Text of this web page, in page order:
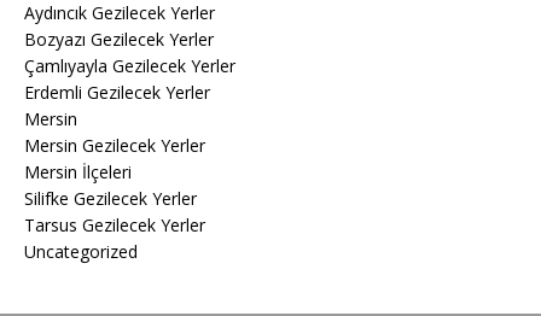
Aydıncık Gezilecek Yerler
Bozyazı Gezilecek Yerler
Çamlıyayla Gezilecek Yerler
Erdemli Gezilecek Yerler
Mersin
Mersin Gezilecek Yerler
Mersin İlçeleri
Silifke Gezilecek Yerler
Tarsus Gezilecek Yerler
Uncategorized